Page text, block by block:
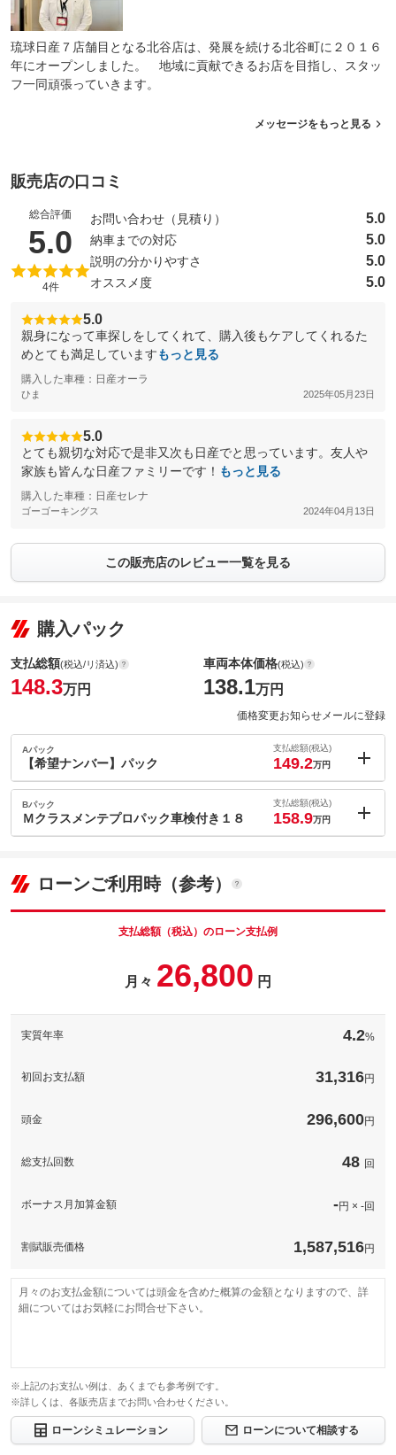
琉球日産７店舗目となる北谷店は、発展を続ける北谷町に２０１６
年にオープンしました。 地域に貢献できるお店を目指し、スタッ
フ一同頑張っていきます。
メッセージをもっと見る
販売店の口コミ
総合評価
5.0 （5点満点中）
4件
お問い合わせ（見積り） 5.0
納車までの対応 5.0
説明の分かりやすさ 5.0
オススメ度 5.0
5.0
親身になって車探しをしてくれて、購入後もケアしてくれるた
めとても満足していますもっと見る
購入した車種：日産オーラ
ひま 2025年05月23日
5.0
とても親切な対応で是非又次も日産でと思っています。友人や
家族も皆んな日産ファミリーです！ もっと見る
購入した車種：日産セレナ
ゴーゴーキングス 2024年04月13日
この販売店のレビュー一覧を見る
購入パック
支払総額(税込/リ済込)
148.3万円
車両本体価格(税込)
138.1万円
価格変更お知らせメールに登録
Aパック
【希望ナンバー】パック
支払総額(税込)
149.2万円
内：オプシ
ョン価格
(税込)
車両本体価
字をお客様の愛車にも！※一部取得出来ないナンバーもございま
す。※人気の数字等は、抽選になることがございます。ご了承く
備考
このパックの見積もり依頼（無料）
Bパック
Ｍクラスメンテプロパック車検付き１８
支払総額(税込)
158.9万円
車両本体価
138.1
ローンご利用時（参考）
支払総額（税込）のローン支払例
月々 26,800 円
実質年率 4.2%
初回お支払額 31,316円
頭金 296,600円
総支払回数 48 回
ボーナス月加算金額 -円 × -回
割賦販売価格 1,587,516円
月々のお支払金額については頭金を含めた概算の金額となりますので、詳
細についてはお気軽にお問合せ下さい。
※上記のお支払い例は、あくまでも参考例です。
※詳しくは、各販売店までお問い合わせください。
ローンシミュレーション ローンについて相談する